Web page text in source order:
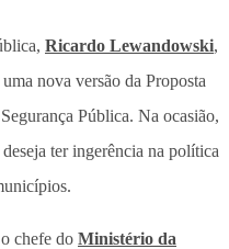
Ricardo Lewandowski,
nova versão da Proposta
Pública. Na ocasião,
ter ingerência na política
chefe do Ministério da